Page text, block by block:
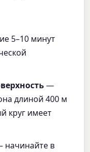
5–10 минут
—
длиной 400 м
круг имеет
начинайте в